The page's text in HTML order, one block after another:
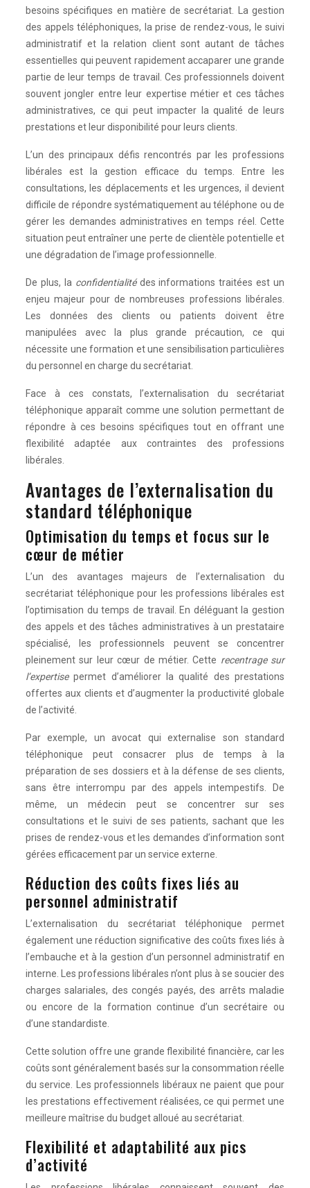
besoins spécifiques en matière de secrétariat. La gestion
des appels téléphoniques, la prise de rendez-vous, le suivi
administratif et la relation client sont autant de tâches
essentielles qui peuvent rapidement accaparer une grande
partie de leur temps de travail. Ces professionnels doivent
souvent jongler entre leur expertise métier et ces tâches
administratives, ce qui peut impacter la qualité de leurs
prestations et leur disponibilité pour leurs clients.
L’un des principaux défis rencontrés par les professions
libérales est la gestion efficace du temps. Entre les
consultations, les déplacements et les urgences, il devient
difficile de répondre systématiquement au téléphone ou de
gérer les demandes administratives en temps réel. Cette
situation peut entraîner une perte de clientèle potentielle et
une dégradation de l’image professionnelle.
De plus, la confidentialitédes informations traitées est un
enjeu majeur pour de nombreuses professions libérales.
Les données des clients ou patients doivent être
manipulées avec la plus grande précaution, ce qui
nécessite une formation et une sensibilisation particulières
du personnel en charge du secrétariat.
Face à ces constats, l’externalisation du secrétariat
téléphonique apparaît comme une solution permettant de
répondre à ces besoins spécifiques tout en offrant une
flexibilité adaptée aux contraintes des professions
libérales.
Avantages de l’externalisation du
standard téléphonique
Optimisation du temps et focus sur le
cœur de métier
L’un des avantages majeurs de l’externalisation du
secrétariat téléphonique pour les professions libérales est
l’optimisation du temps de travail. En déléguant la gestion
des appels et des tâches administratives à un prestataire
spécialisé, les professionnels peuvent se concentrer
pleinement sur leur cœur de métier. Cette recentrage sur
l’expertisepermet d’améliorer la qualité des prestations
offertes aux clients et d’augmenter la productivité globale
de l’activité.
Par exemple, un avocat qui externalise son standard
téléphonique peut consacrer plus de temps à la
préparation de ses dossiers et à la défense de ses clients,
sans être interrompu par des appels intempestifs. De
même, un médecin peut se concentrer sur ses
consultations et le suivi de ses patients, sachant que les
prises de rendez-vous et les demandes d’information sont
gérées efficacement par un service externe.
Réduction des coûts fixes liés au
personnel administratif
L’externalisation du secrétariat téléphonique permet
également une réduction significative des coûts fixes liés à
l’embauche et à la gestion d’un personnel administratif en
interne. Les professions libérales n’ont plus à se soucier des
charges salariales, des congés payés, des arrêts maladie
ou encore de la formation continue d’un secrétaire ou
d’une standardiste.
Cette solution offre une grande flexibilité financière, car les
coûts sont généralement basés sur la consommation réelle
du service. Les professionnels libéraux ne paient que pour
les prestations effectivement réalisées, ce qui permet une
meilleure maîtrise du budget alloué au secrétariat.
Flexibilité et adaptabilité aux pics
d’activité